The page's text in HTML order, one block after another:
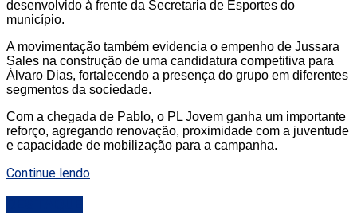
desenvolvido à frente da Secretaria de Esportes do
município.
A movimentação também evidencia o empenho de Jussara
Sales na construção de uma candidatura competitiva para
Álvaro Dias, fortalecendo a presença do grupo em diferentes
segmentos da sociedade.
Com a chegada de Pablo, o PL Jovem ganha um importante
reforço, agregando renovação, proximidade com a juventude
e capacidade de mobilização para a campanha.
Continue lendo